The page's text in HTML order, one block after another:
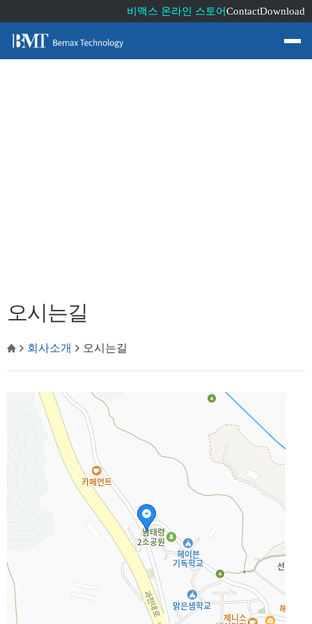
비맥스 온라인 스토어ContactDownload
오시는길
회사소개 오시는길